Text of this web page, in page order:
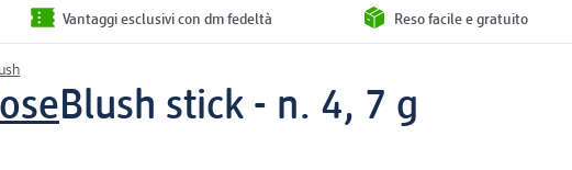
Vantaggi esclusivi con dm fedeltà Reso facile e gratuito
Blush stick - n. 4, 7 g